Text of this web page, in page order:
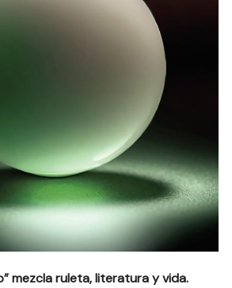
mezcla ruleta, literatura y vida.